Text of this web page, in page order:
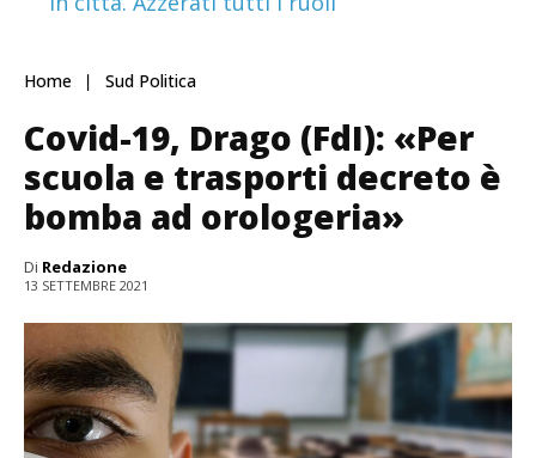
Home Sud Politica
Covid-19, Drago (FdI): «Per
scuola e trasporti decreto è
bomba ad orologeria»
Di Redazione
13 SETTEMBRE 2021